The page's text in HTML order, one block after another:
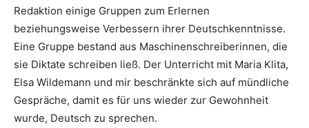
Redaktion einige Gruppen zum Erlernen
beziehungsweise Verbessern ihrer Deutschkenntnisse.
Eine Gruppe bestand aus Maschinenschreiberinnen, die
sie Diktate schreiben ließ. Der Unterricht mit Maria Klita,
Elsa Wildemann und mir beschränkte sich auf mündliche
Gespräche, damit es für uns wieder zur Gewohnheit
wurde, Deutsch zu sprechen.